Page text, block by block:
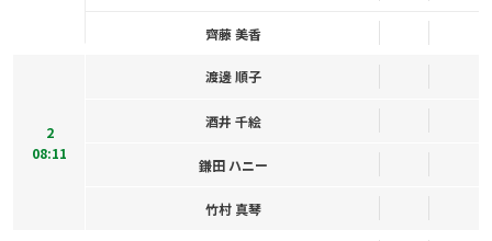
齊藤 美香
2
08:11
渡邊 順子
酒井 千絵
鎌田 ハニー
竹村 真琴